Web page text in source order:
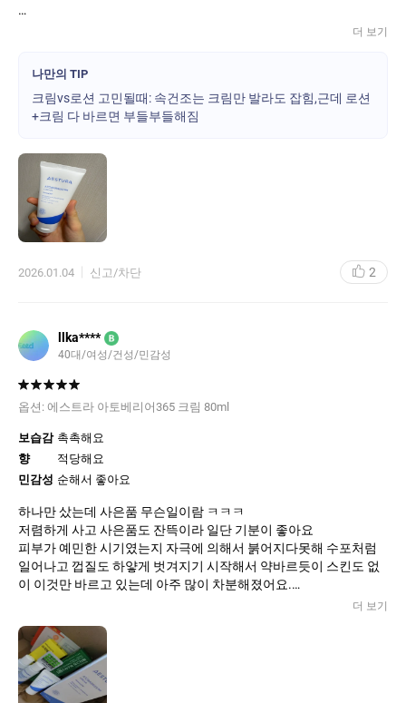
그래서 순한 제품들만 쓰다가 겨울되니 아무리 수분앰플과 크림을
후회돼요. ‘진작에 쓸걸’하는 후회요.
정말 순하고, 맨 피부에 토너도 안 바르고 이 크림 하나만 발라도 속
건조가 잡혀요. 향도 완전한 무향이라 너무너무 좋아요.
요! 역시 대기업은 대기업이네요
그리고 무엇보다 에스트라는 본품 사면 샘플 많이 줘서 좋아요. 샘
플로 접한 365로션, 모공 세럼도 정말 좋아서 본품 추가구매 했어요.
***한달 넘게 쓰고 추가리뷰***
저처럼 초가공식품(라면, 과자, 젤리, 액상과당, 설탕 많이 들어간 디
저트) 먹으면 그날 바로 얼굴에 빨간 트러블 와다다 올라오시는 분
평생 이런적이 한 번도 없는데, 너무 신기해서 남깁니다.
물론 피부에 안 좋은 나쁜 음식들 아예 안 먹는게 이상적이지만, 현
올라오는데, 얘는 한달넘게 피부가 멀쩡해요!
더 보기
나만의 TIP
크림vs로션 고민될때: 속건조는 크림만 발라도 잡힘,근데 로션
+크림 다 바르면 부들부들해짐
2026.01.04 신고/차단 2
llka**** B
40대/여성/건성/민감성
옵션: 에스트라 아토베리어365 크림 80ml
보습감 촉촉해요
향
적당해요
민감성 순해서 좋아요
하나만 샀는데 사은품 무슨일이람 ㅋㅋㅋ
저렴하게 사고 사은품도 잔뜩이라 일단 기분이 좋아요
피부가 예민한 시기였는지 자극에 의해서 붉어지다못해 수포처럼
일어나고 껍질도 하얗게 벗겨지기 시작해서 약바르듯이 스킨도 없
이 이것만 바르고 있는데 아주 많이 차분해졌어요.
문의하니까 365만 일단 바르는게 좋겠다고 하시더라구요
일리윤이 민감보습용이면 에스트라365는 손상용인듯?
알갱이가 있지만 불편하지 않고 건성용같아도
전혀 기름지다는 느낌없이 흡수되어서 아주 좋아요.
더 보기